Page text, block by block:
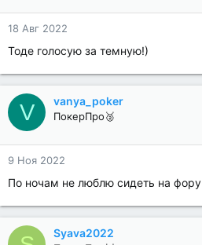
18 Авг 2022
Тоде голосую за темную!)
V vanya_poker
ПокерПро🥈
9 Ноя 2022
По ночам не люблю сидеть на
Syava2022